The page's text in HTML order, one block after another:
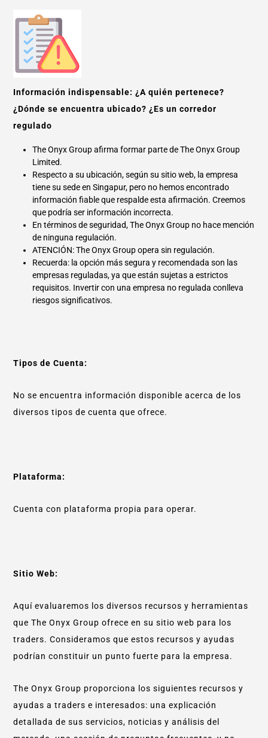
Información indispensable: ¿A quién pertenece?
¿Dónde se encuentra ubicado? ¿Es un corredor
regulado
The Onyx Group afirma formar parte de The Onyx Group
Limited.
Respecto a su ubicación, según su sitio web, la empresa
tiene su sede en Singapur, pero no hemos encontrado
información fiable que respalde esta afirmación. Creemos
que podría ser información incorrecta.
En términos de seguridad, The Onyx Group no hace mención
de ninguna regulación.
ATENCIÓN: The Onyx Group opera sin regulación.
Recuerda: la opción más segura y recomendada son las
empresas reguladas, ya que están sujetas a estrictos
requisitos. Invertir con una empresa no regulada conlleva
riesgos significativos.
Tipos de Cuenta:
No se encuentra información disponible acerca de los
diversos tipos de cuenta que ofrece.
Plataforma:
Cuenta con plataforma propia para operar.
Sitio Web:
Aquí evaluaremos los diversos recursos y herramientas
que The Onyx Group ofrece en su sitio web para los
traders. Consideramos que estos recursos y ayudas
podrían constituir un punto fuerte para la empresa.
The Onyx Group proporciona los siguientes recursos y
ayudas a traders e interesados: una explicación
detallada de sus servicios, noticias y análisis del